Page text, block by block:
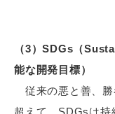
（3）SDGs（
能な開発目標）
従来の悪と善、勝